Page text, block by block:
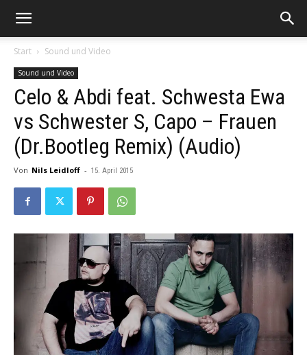
Start Sound und Video
Sound und Video
Celo & Abdi feat. Schwesta Ewa
vs Schwester S, Capo – Frauen
(Dr.Bootleg Remix) (Audio)
Von Nils Leidloff - 15. April 2015